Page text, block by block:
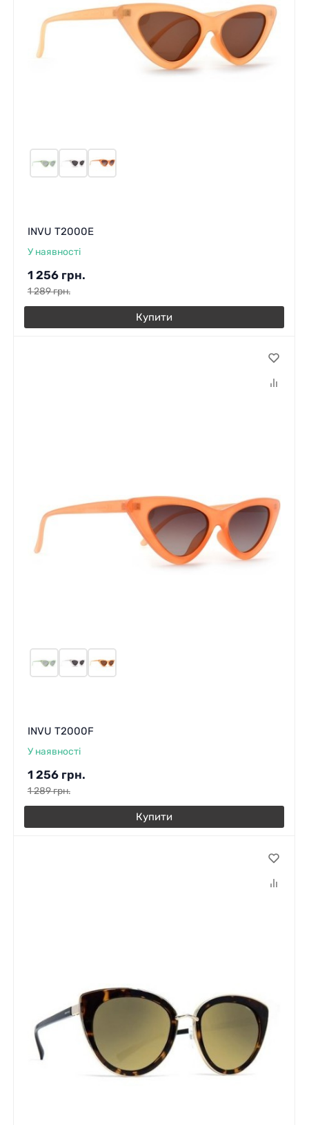
INVU T2000E
У наявності
1 256 грн.
1 289грн.
Купити
INVU T2000F
У наявності
1 256 грн.
1 289грн.
Купити